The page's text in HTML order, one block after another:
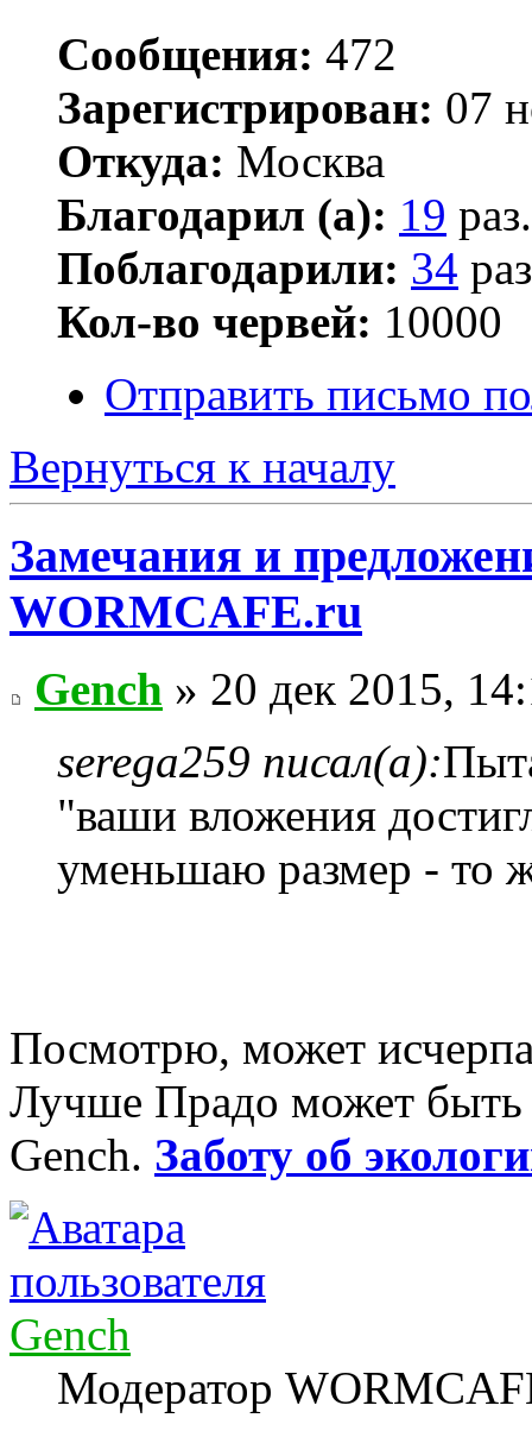
Сообщения: 472
Зарегистрирован: 07
Откуда: Москва
Благодарил (а): 19 раз.
Поблагодарили: 34
Кол-во червей: 10000
Отправить письмо
Вернуться к началу
Замечания и
WORMCAFE.ru
Gench » 20 дек 2015,
serega259 писал(а):
"ваши вложения
уменьшаю размер - то
Посмотрю, может
Лучше Прадо может
Gench. Заботу об
Gench
Модератор